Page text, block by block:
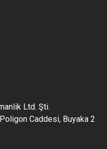
Ltd. Şti.
Caddesi, Buyaka 2